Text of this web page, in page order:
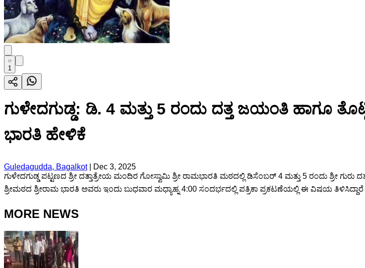
1
ಗುಳೇದಗುಡ್ಡ: ಡಿ. 4 ಮತ್ತು 5 ರಂದು ದತ್ತ ಜಯಂತಿ ಹಾಗೂ
ಭಾರತಿ ಹೇಳಿಕೆ
Guledagudda, Bagalkot|
Dec 3, 2025
ಗುಳೇದಗುಡ್ಡ ಪಟ್ಟಣದ ಶ್ರೀ ದತ್ತಾತ್ರೇಯ ಮಂದಿರ ಗೋಸ್ವಾಮಿ ಶ್ರೀ ರಾಮಭಾರತಿ ಮಠದಲ್ಲಿ ಡಿಸೆಂಬರ್ 4 ಮತ್ತು 5 ರಂದು ಶ್ರೀ
ಶ್ರೀಮಠದ ಶ್ರೀರಾಮ ಭಾರತಿ ಅವರು ಇಂದು ಬುಧವಾರ ಮಧ್ಯಾಹ್ನ 4:00 ಸಂದರ್ಭದಲ್ಲಿ ಪತ್ರಿಕಾ ಪ್ರಕಟಣೆಯಲ್ಲಿ ಈ ವಿಷಯ ತಿಳಿಸಿದ್ದಾರೆ
MORE NEWS